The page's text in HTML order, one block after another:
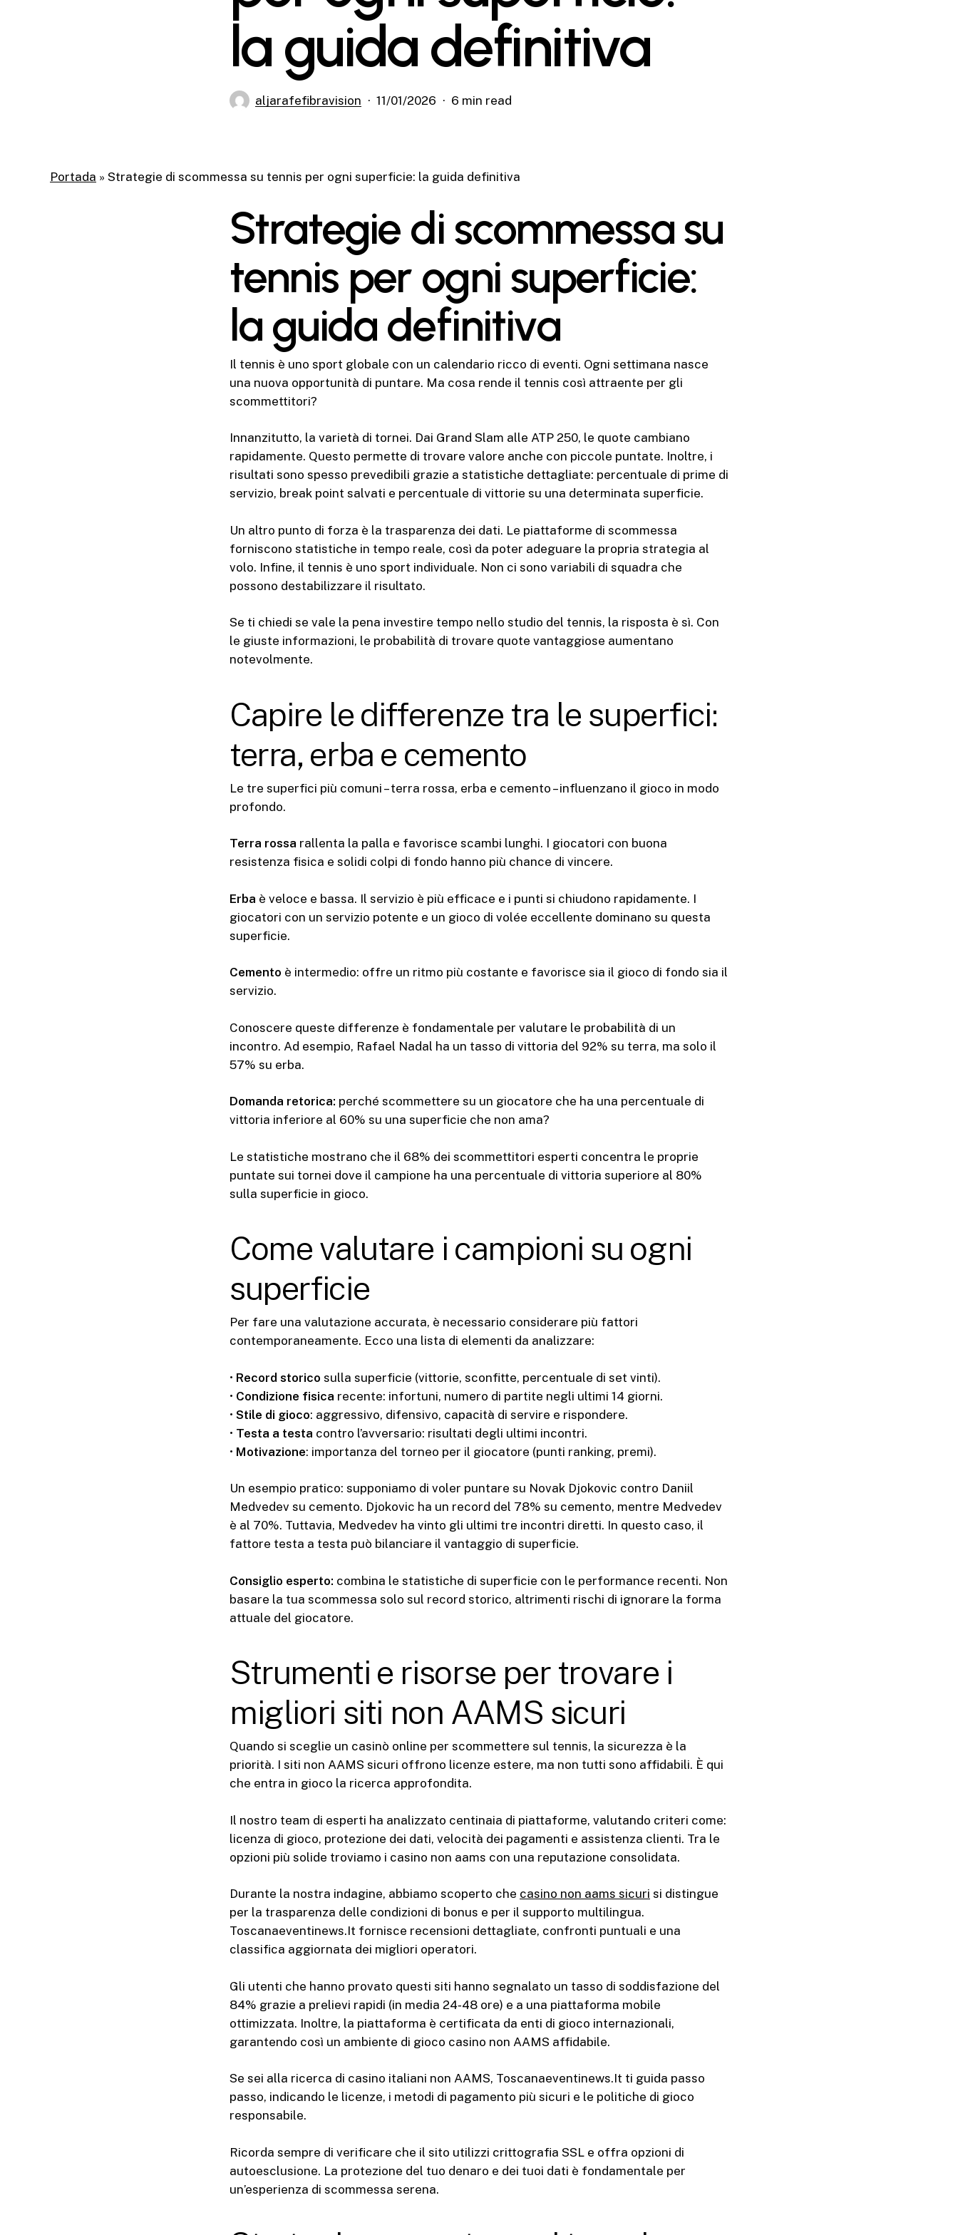
la guida definitiva
aljarafefibravision 11/01/2026 6 min read
Portada » Strategie di scommessa su tennis per ogni superficie: la guida definitiva
Strategie di scommessa su
tennis per ogni superficie:
la guida definitiva
Il tennis è uno sport globale con un calendario ricco di eventi. Ogni settimana nasce
una nuova opportunità di puntare. Ma cosa rende il tennis così attraente per gli
scommettitori?
Innanzitutto, la varietà di tornei. Dai Grand Slam alle ATP 250, le quote cambiano
rapidamente. Questo permette di trovare valore anche con piccole puntate. Inoltre, i
risultati sono spesso prevedibili grazie a statistiche dettagliate: percentuale di prime di
servizio, break point salvati e percentuale di vittorie su una determinata superficie.
Un altro punto di forza è la trasparenza dei dati. Le piattaforme di scommessa
forniscono statistiche in tempo reale, così da poter adeguare la propria strategia al
volo. Infine, il tennis è uno sport individuale. Non ci sono variabili di squadra che
possono destabilizzare il risultato.
Se ti chiedi se vale la pena investire tempo nello studio del tennis, la risposta è sì. Con
le giuste informazioni, le probabilità di trovare quote vantaggiose aumentano
notevolmente.
Capire le differenze tra le superfici:
terra, erba e cemento
Le tre superfici più comuni – terra rossa, erba e cemento – influenzano il gioco in modo
profondo.
Terra rossa rallenta la palla e favorisce scambi lunghi. I giocatori con buona
resistenza fisica e solidi colpi di fondo hanno più chance di vincere.
Erba è veloce e bassa. Il servizio è più efficace e i punti si chiudono rapidamente. I
giocatori con un servizio potente e un gioco di volée eccellente dominano su questa
superficie.
Cemento è intermedio: offre un ritmo più costante e favorisce sia il gioco di fondo sia il
servizio.
Conoscere queste differenze è fondamentale per valutare le probabilità di un
incontro. Ad esempio, Rafael Nadal ha un tasso di vittoria del 92% su terra, ma solo il
57% su erba.
Domanda retorica: perché scommettere su un giocatore che ha una percentuale di
vittoria inferiore al 60% su una superficie che non ama?
Le statistiche mostrano che il 68% dei scommettitori esperti concentra le proprie
puntate sui tornei dove il campione ha una percentuale di vittoria superiore al 80%
sulla superficie in gioco.
Come valutare i campioni su ogni
superficie
Per fare una valutazione accurata, è necessario considerare più fattori
contemporaneamente. Ecco una lista di elementi da analizzare:
• Record storico sulla superficie (vittorie, sconfitte, percentuale di set vinti).
• Condizione fisica recente: infortuni, numero di partite negli ultimi 14 giorni.
• Stile di gioco: aggressivo, difensivo, capacità di servire e rispondere.
• Testa a testa contro l’avversario: risultati degli ultimi incontri.
• Motivazione: importanza del torneo per il giocatore (punti ranking, premi).
Un esempio pratico: supponiamo di voler puntare su Novak Djokovic contro Daniil
Medvedev su cemento. Djokovic ha un record del 78% su cemento, mentre Medvedev
è al 70%. Tuttavia, Medvedev ha vinto gli ultimi tre incontri diretti. In questo caso, il
fattore testa a testa può bilanciare il vantaggio di superficie.
Consiglio esperto: combina le statistiche di superficie con le performance recenti. Non
basare la tua scommessa solo sul record storico, altrimenti rischi di ignorare la forma
attuale del giocatore.
Strumenti e risorse per trovare i
migliori siti non AAMS sicuri
Quando si sceglie un casinò online per scommettere sul tennis, la sicurezza è la
priorità. I siti non AAMS sicuri offrono licenze estere, ma non tutti sono affidabili. È qui
che entra in gioco la ricerca approfondita.
Il nostro team di esperti ha analizzato centinaia di piattaforme, valutando criteri come:
licenza di gioco, protezione dei dati, velocità dei pagamenti e assistenza clienti. Tra le
opzioni più solide troviamo i casino non aams con una reputazione consolidata.
Durante la nostra indagine, abbiamo scoperto che casino non aams sicuri si distingue
per la trasparenza delle condizioni di bonus e per il supporto multilingua.
Toscanaeventinews.It fornisce recensioni dettagliate, confronti puntuali e una
classifica aggiornata dei migliori operatori.
Gli utenti che hanno provato questi siti hanno segnalato un tasso di soddisfazione del
84% grazie a prelievi rapidi (in media 24‑48 ore) e a una piattaforma mobile
ottimizzata. Inoltre, la piattaforma è certificata da enti di gioco internazionali,
garantendo così un ambiente di gioco casino non AAMS affidabile.
Se sei alla ricerca di casino italiani non AAMS, Toscanaeventinews.It ti guida passo
passo, indicando le licenze, i metodi di pagamento più sicuri e le politiche di gioco
responsabile.
Ricorda sempre di verificare che il sito utilizzi crittografia SSL e offra opzioni di
autoesclusione. La protezione del tuo denaro e dei tuoi dati è fondamentale per
un’esperienza di scommessa serena.